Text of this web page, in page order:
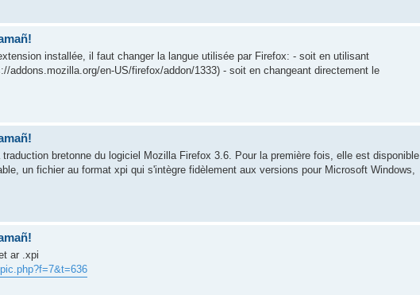
installée, il faut changer la langue utilisée par Firefox: - soit en utilisant
addons.mozilla.org/en-US/firefox/addon/1333) - soit en changeant directement le
bretonne du logiciel Mozilla Firefox 3.6. Pour la première fois, elle est disponible
un fichier au format xpi qui s'intègre fidèlement aux versions pour Microsoft Windows,
ar .xpi